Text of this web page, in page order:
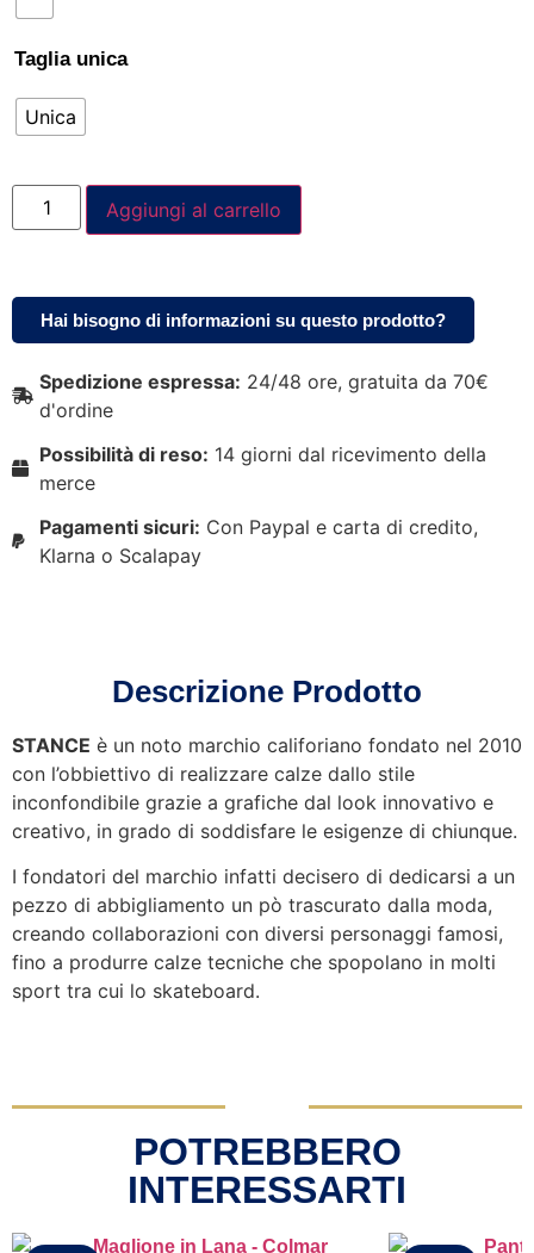
Taglia unica
Unica
Aggiungi al carrello
Hai bisogno di informazioni su questo prodotto?
Spedizione espressa: 24/48 ore, gratuita da 70€
d'ordine
Possibilità di reso: 14 giorni dal ricevimento della
merce
Pagamenti sicuri: Con Paypal e carta di credito,
Klarna o Scalapay
Descrizione Prodotto
STANCE è un noto marchio califoriano fondato nel 2010
con l’obbiettivo di realizzare calze dallo stile
inconfondibile grazie a grafiche dal look innovativo e
creativo, in grado di soddisfare le esigenze di chiunque.
I fondatori del marchio infatti decisero di dedicarsi a un
pezzo di abbigliamento un pò trascurato dalla moda,
creando collaborazioni con diversi personaggi famosi,
fino a produrre calze tecniche che spopolano in molti
sport tra cui lo skateboard.
POTREBBERO
INTERESSARTI